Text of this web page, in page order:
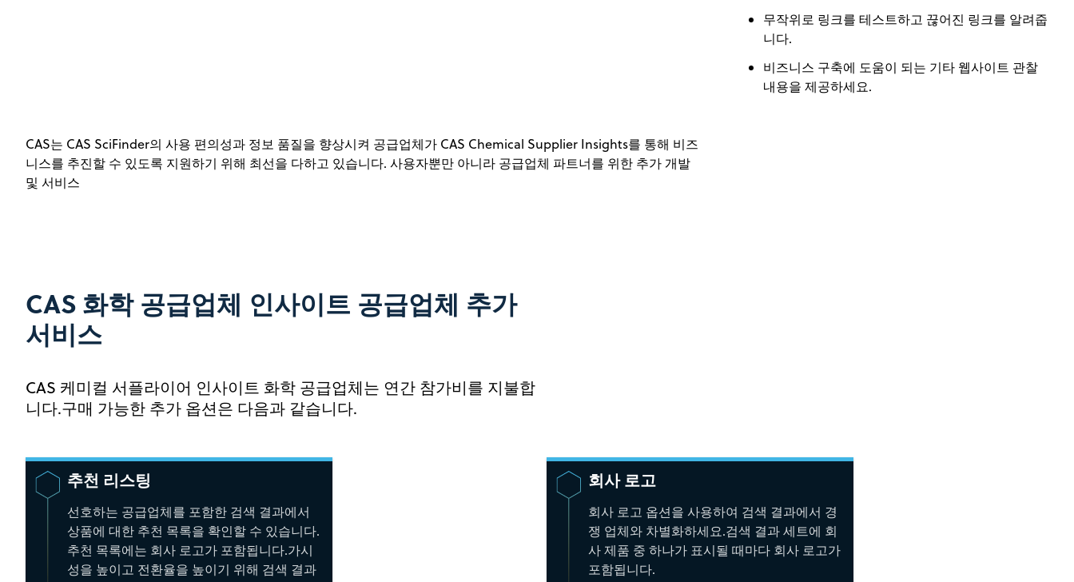
무작위로 링크를 테스트하고 끊어진 링크를 알려줍
니다.
비즈니스 구축에 도움이 되는 기타 웹사이트 관찰
내용을 제공하세요.
CAS는 CAS SciFinder의 사용 편의성과 정보 품질을 향상시켜 공급업체가 CAS Chemical Supplier Insights를 통해 비즈
니스를 추진할 수 있도록 지원하기 위해 최선을 다하고 있습니다. 사용자뿐만 아니라 공급업체 파트너를 위한 추가 개발
및 서비스
CAS 화학 공급업체 인사이트 공급업체 추가
서비스
CAS 케미컬 서플라이어 인사이트 화학 공급업체는 연간 참가비를 지불합
니다.구매 가능한 추가 옵션은 다음과 같습니다.
추천 리스팅
선호하는 공급업체를 포함한 검색 결과에서
상품에 대한 추천 목록을 확인할 수 있습니다.
추천 목록에는 회사 로고가 포함됩니다.가시
성을 높이고 전환율을 높이기 위해 검색 결과
회사 로고
회사 로고 옵션을 사용하여 검색 결과에서 경
쟁 업체와 차별화하세요.검색 결과 세트에 회
사 제품 중 하나가 표시될 때마다 회사 로고가
포함됩니다.